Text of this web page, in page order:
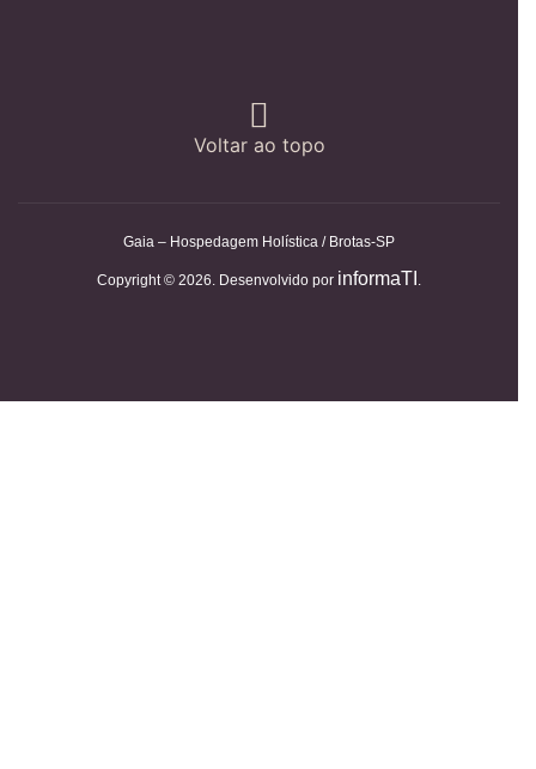
Voltar ao topo
Gaia – Hospedagem Holística / Brotas-SP
Copyright © 2026. Desenvolvido por informaTI .